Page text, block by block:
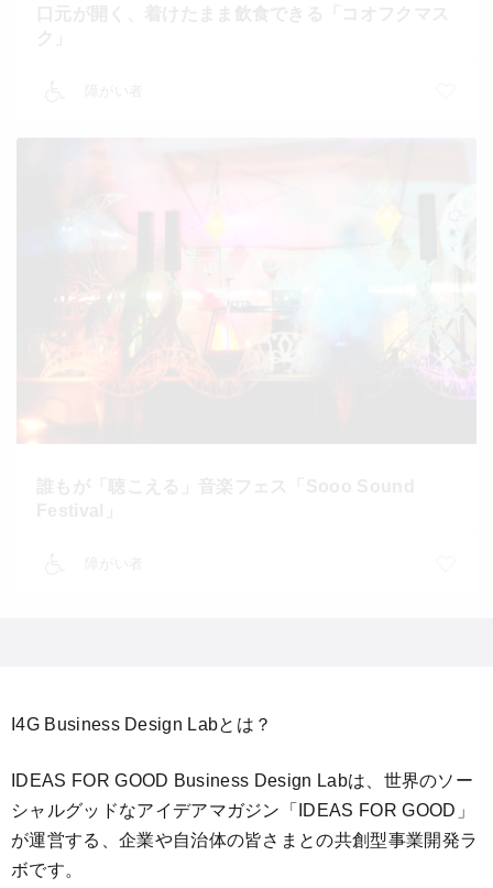
I4G Business Design Labとは？
IDEAS FOR GOOD Business Design Labは、世界のソー
シャルグッドなアイデアマガジン「IDEAS FOR GOOD」
が運営する、企業や自治体の皆さまとの共創型事業開発ラ
ボです。